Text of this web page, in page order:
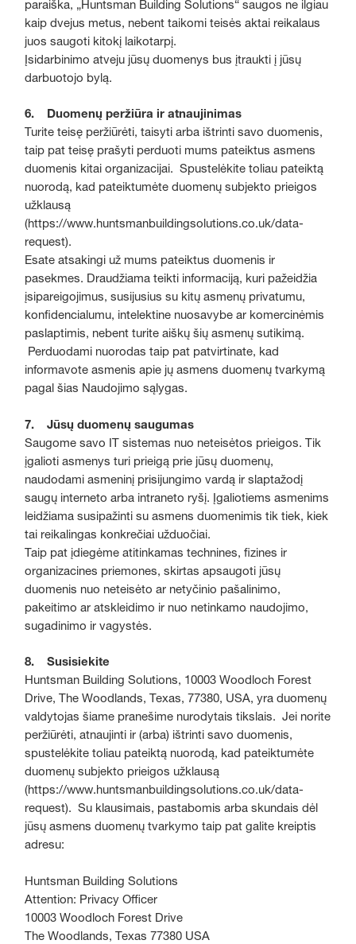
paraiška, „Huntsman Building Solutions“ saugos ne ilgiau
kaip dvejus metus, nebent taikomi teisės aktai reikalaus
juos saugoti kitokį laikotarpį.
Įsidarbinimo atveju jūsų duomenys bus įtraukti į jūsų
darbuotojo bylą.
6. Duomenų peržiūra ir atnaujinimas
Turite teisę peržiūrėti, taisyti arba ištrinti savo duomenis,
taip pat teisę prašyti perduoti mums pateiktus asmens
duomenis kitai organizacijai. Spustelėkite toliau pateiktą
nuorodą, kad pateiktumėte duomenų subjekto prieigos
užklausą
(https://www.huntsmanbuildingsolutions.co.uk/data-
request).
Esate atsakingi už mums pateiktus duomenis ir
pasekmes. Draudžiama teikti informaciją, kuri pažeidžia
įsipareigojimus, susijusius su kitų asmenų privatumu,
konfidencialumu, intelektine nuosavybe ar komercinėmis
paslaptimis, nebent turite aiškų šių asmenų sutikimą.
Perduodami nuorodas taip pat patvirtinate, kad
informavote asmenis apie jų asmens duomenų tvarkymą
pagal šias Naudojimo sąlygas.
7. Jūsų duomenų saugumas
Saugome savo IT sistemas nuo neteisėtos prieigos. Tik
įgalioti asmenys turi prieigą prie jūsų duomenų,
naudodami asmeninį prisijungimo vardą ir slaptažodį
saugų interneto arba intraneto ryšį. Įgaliotiems asmenims
leidžiama susipažinti su asmens duomenimis tik tiek, kiek
tai reikalingas konkrečiai užduočiai.
Taip pat įdiegėme atitinkamas technines, fizines ir
organizacines priemones, skirtas apsaugoti jūsų
duomenis nuo neteisėto ar netyčinio pašalinimo,
pakeitimo ar atskleidimo ir nuo netinkamo naudojimo,
sugadinimo ir vagystės.
8. Susisiekite
Huntsman Building Solutions, 10003 Woodloch Forest
Drive, The Woodlands, Texas, 77380, USA, yra duomenų
valdytojas šiame pranešime nurodytais tikslais. Jei norite
peržiūrėti, atnaujinti ir (arba) ištrinti savo duomenis,
spustelėkite toliau pateiktą nuorodą, kad pateiktumėte
duomenų subjekto prieigos užklausą
(https://www.huntsmanbuildingsolutions.co.uk/data-
request). Su klausimais, pastabomis arba skundais dėl
jūsų asmens duomenų tvarkymo taip pat galite kreiptis
adresu:
Huntsman Building Solutions
Attention: Privacy Officer
10003 Woodloch Forest Drive
The Woodlands, Texas 77380 USA